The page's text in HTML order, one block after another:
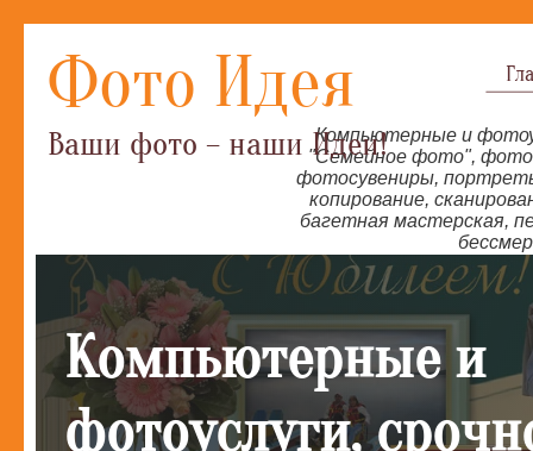
Компьютерные и
"Семейное фото",
фотосувениры,
копирование,
багетная мастерская,
Фото Идея
Ваши фото – наши Идеи!
Компьютерные и
фотоуслуги,